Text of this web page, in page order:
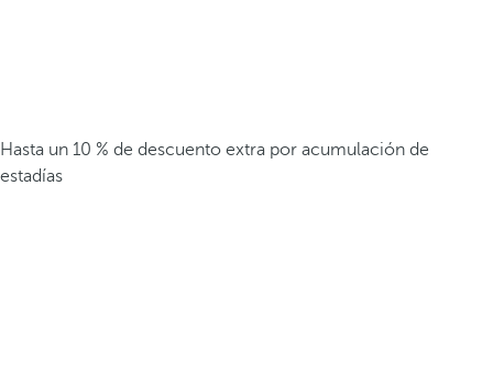
Hasta un 10 % de descuento extra por acumulación de
estadías